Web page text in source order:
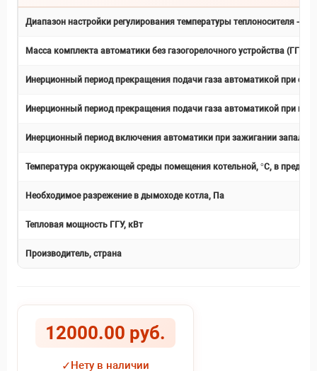
Диапазон настройки регулирования температуры теплоносителя -
Масса комплекта автоматики без газогорелочного устройства (ГГУ),
Инерционный период прекращения подачи газа автоматикой при
Инерционный период прекращения подачи газа автоматикой при
Инерционный период включения автоматики при зажигании
Температура окружающей среды помещения котельной, °С, в
Необходимое разрежение в дымоходе котла, Па
Тепловая мощность ГГУ, кВт
Производитель, страна
12000.00 руб.
✓Нету в наличии